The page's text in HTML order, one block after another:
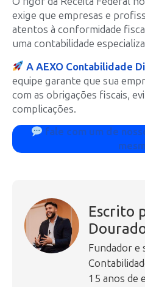
exige que empresas e
atentos à conformidade
uma contabilidade
A AEXO Contabilidade
equipe garante que sua
com as obrigações fiscais,
complicações.
fale com um de
Escrito
Fundador e
15 anos de